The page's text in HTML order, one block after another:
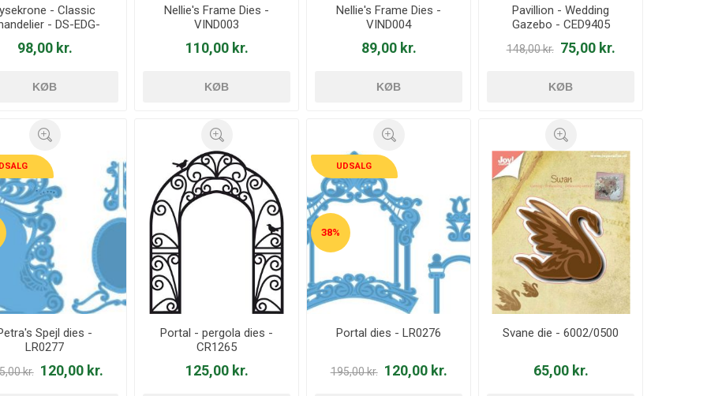
- Classic
- DS-EDG-
98,00 kr.
KØB
Nellie's Frame Dies -
VIND003
110,00 kr.
KØB
Nellie's Frame Dies -
VIND004
89,00 kr.
KØB
Pavillion - Wedding
Gazebo - CED9405
148,00 kr. 75,00 kr.
KØB
Spejl dies -
LR0277
kr. 120,00 kr.
Portal - pergola dies -
CR1265
125,00 kr.
UDSALG
38%
Portal dies - LR0276
195,00 kr. 120,00 kr.
Svane die - 6002/0500
65,00 kr.